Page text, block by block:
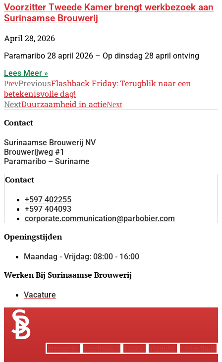
Voorzitter Tweede Kamer brengt werkbezoek aan
Surinaamse Brouwerij
April 28, 2026
Paramaribo 28 april 2026 – Op dinsdag 28 april ontving
Lees Meer »
PrevPreviousFlashback Friday: Terugblik naar een
betekenisvolle dag!
NextDuurzaamheid in actieNext
Contact
Surinaamse Brouwerij NV
Brouwerijweg #1
Paramaribo – Suriname
Contact
+597 402255
+597 404093
corporate.communication@parbobier.com
Openingstijden
Maandag - Vrijdag: 08:00 - 16:00
Werken Bij Surinaamse Brouwerij
Vacature